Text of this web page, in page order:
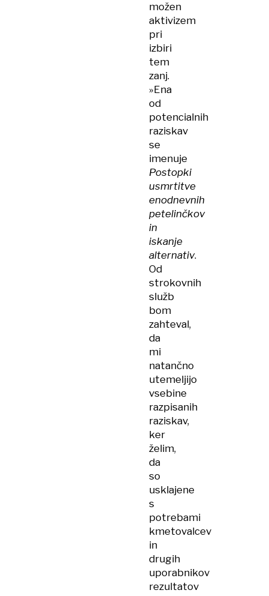
možen
aktivizem
pri
izbiri
tem
zanj.
»Ena
od
potencialnih
raziskav
se
imenuje
Postopki
usmrtitve
enodnevnih
petelinčkov
in
iskanje
alternativ.
Od
strokovnih
služb
bom
zahteval,
da
mi
natančno
utemeljijo
vsebine
razpisanih
raziskav,
ker
želim,
da
so
usklajene
s
potrebami
kmetovalcev
in
drugih
uporabnikov
rezultatov